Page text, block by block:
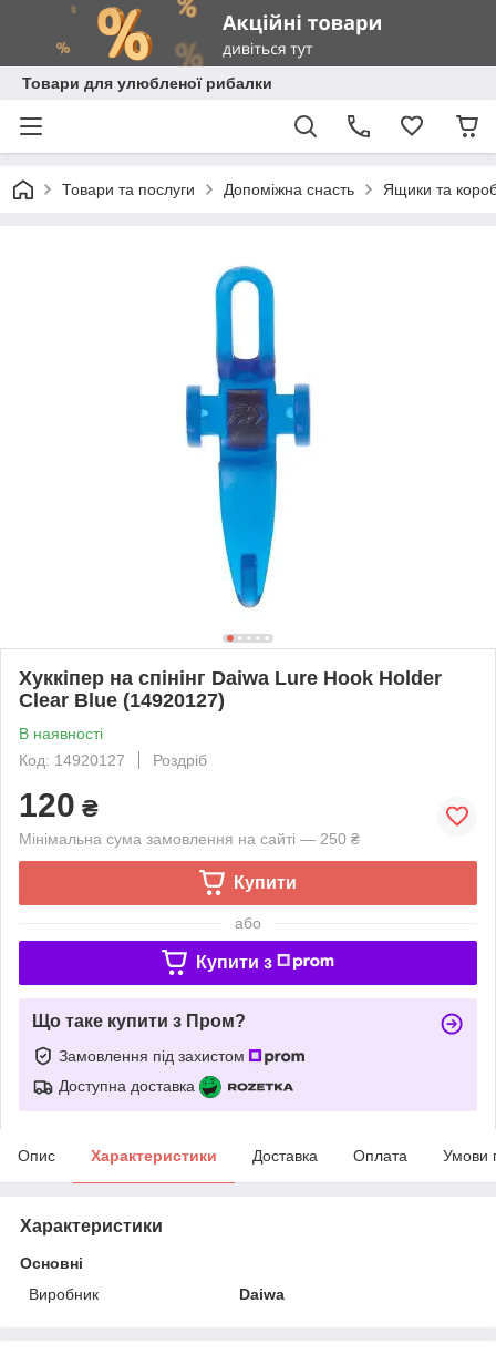
Товари для улюбленої рибалки
Товари та послуги Допоміжна снасть Ящики та
Хуккіпер на спінінг Daiwa Lure Hook Holder
Clear Blue (14920127)
В наявності
Код: 14920127
Роздріб
120 ₴
Мінімальна сума замовлення на сайті — 250 ₴
Купити
або
Купити з
Що таке купити з Пром?
Замовлення під захистом
Доступна доставка
Опис Характеристики Доставка Оплата Умови
Характеристики
Основні
Виробник
Daiwa